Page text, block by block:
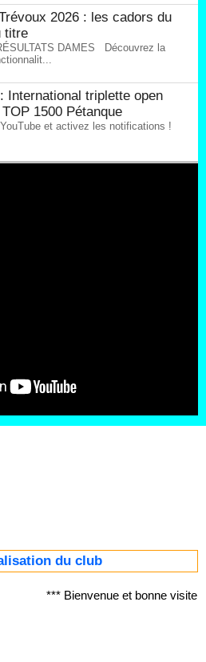
du club
*** Bienvenue et bonne visite
2026 : les cadors du
titre
DAMES Découvrez la
International triplette open
1500 Pétanque
et activez les notifications !